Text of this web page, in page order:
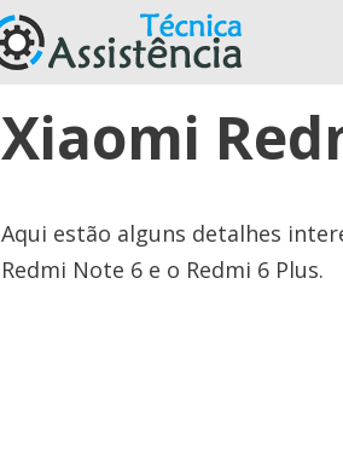
Xiaomi
Aqui estão alguns detalhes
Redmi Note 6 e o ​​Redmi 6 Plus.